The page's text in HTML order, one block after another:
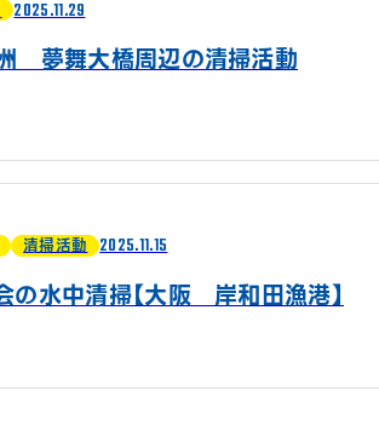
2025.11.29
夢舞大橋周辺の清掃活動
清掃活動 2025.11.15
の水中清掃【大阪 岸和田漁港】